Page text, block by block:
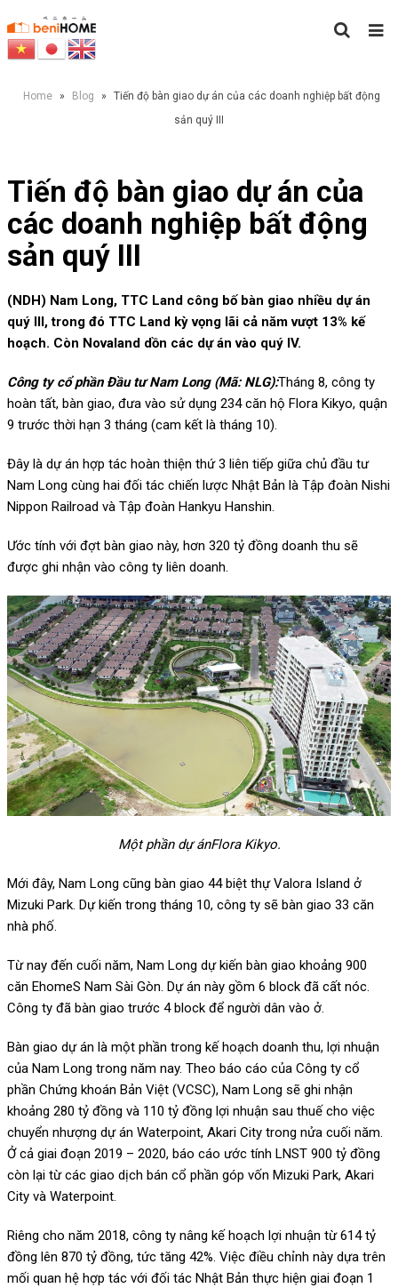
Home » Blog »
Tiến độ bàn giao dự án của các doanh nghiệp bất động
sản quý III
Tiến độ bàn giao dự án của
các doanh nghiệp bất động
sản quý III
(NDH) Nam Long, TTC Land công bố bàn giao nhiều dự án
quý III, trong đó TTC Land kỳ vọng lãi cả năm vượt 13% kế
hoạch. Còn Novaland dồn các dự án vào quý IV.
Công ty cổ phần Đầu tư Nam Long (Mã: NLG):Tháng 8, công ty
hoàn tất, bàn giao, đưa vào sử dụng 234 căn hộ Flora Kikyo, quận
9 trước thời hạn 3 tháng (cam kết là tháng 10).
Đây là dự án hợp tác hoàn thiện thứ 3 liên tiếp giữa chủ đầu tư
Nam Long cùng hai đối tác chiến lược Nhật Bản là Tập đoàn Nishi
Nippon Railroad và Tập đoàn Hankyu Hanshin.
Ước tính với đợt bàn giao này, hơn 320 tỷ đồng doanh thu sẽ
được ghi nhận vào công ty liên doanh.
Một phần dự ánFlora Kikyo.
Mới đây, Nam Long cũng bàn giao 44 biệt thự Valora Island ở
Mizuki Park. Dự kiến trong tháng 10, công ty sẽ bàn giao 33 căn
nhà phố.
Từ nay đến cuối năm, Nam Long dự kiến bàn giao khoảng 900
căn EhomeS Nam Sài Gòn. Dự án này gồm 6 block đã cất nóc.
Công ty đã bàn giao trước 4 block để người dân vào ở.
Bàn giao dự án là một phần trong kế hoạch doanh thu, lợi nhuận
của Nam Long trong năm nay. Theo báo cáo của Công ty cổ
phần Chứng khoán Bản Việt (VCSC), Nam Long sẽ ghi nhận
khoảng 280 tỷ đồng và 110 tỷ đồng lợi nhuận sau thuế cho việc
chuyển nhượng dự án Waterpoint, Akari City trong nửa cuối năm.
Ở cả giai đoạn 2019 – 2020, báo cáo ước tính LNST 900 tỷ đồng
còn lại từ các giao dịch bán cổ phần góp vốn Mizuki Park, Akari
City và Waterpoint.
Riêng cho năm 2018, công ty nâng kế hoạch lợi nhuận từ 614 tỷ
đồng lên 870 tỷ đồng, tức tăng 42%. Việc điều chỉnh này dựa trên
mối quan hệ hợp tác với đối tác Nhật Bản thực hiện giai đoạn 1